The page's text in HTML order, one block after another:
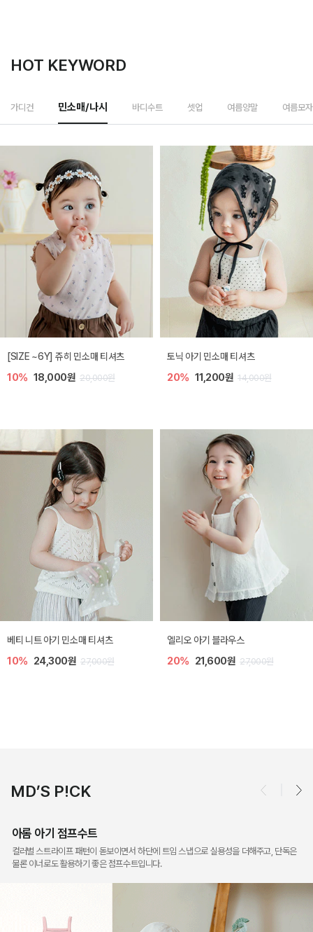
HOT KEYWORD
가디건 민소매/나시 바디수트 셋업 여름양말 여름모자
플로아 바디수트
10% 35,100원 39,000원
디오 플리츠 아기 점프수트
20% 26,400원 33,000원
아롬 아기 점프수트
10% 27,000원 30,000원
오드 바디수트
10% 27,900원 31,000원
MD’S P!CK
아롬 아기 점프수트
컬러별 스트라이프 패턴이 돋보이면서 하단에 트임 스냅으로 실용성을 더해주고, 단독은
물론 이너로도 활용하기 좋은 점프수트입니다.